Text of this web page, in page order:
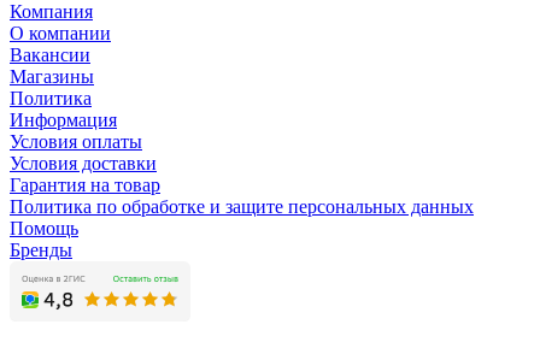
Компания
О компании
Вакансии
Магазины
Политика
Информация
Условия оплаты
Условия доставки
Гарантия на товар
Политика по обработке и защите персональных данных
Помощь
Бренды